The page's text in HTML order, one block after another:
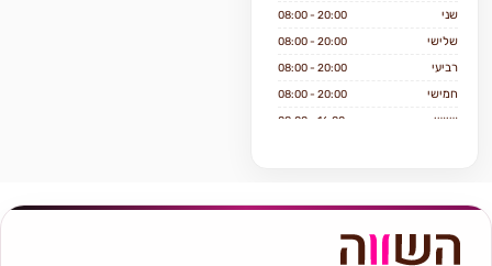
שני 08:00 - 20:00
שלישי 08:00 - 20:00
רביעי 08:00 - 20:00
חמישי 08:00 - 20:00
שישי 08:00 - 16:00